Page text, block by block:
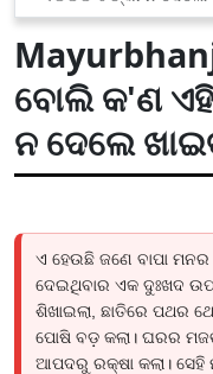
ବୋଲି କ'ଣ ଏହି
ନ ଦେଲେ
ଏ ହେଉଛି ଜଣେ ବାପା
ଦେଇଥିବାର ଏକ ଦୁଃଖଦ
ଶିଖାଇଲା, ଛାତିରେ ପଥର
ପୋଷି ବଡ଼ କଲା। ଘରର
ଆପଦରୁ ରକ୍ଷା କଲା। ସେହି